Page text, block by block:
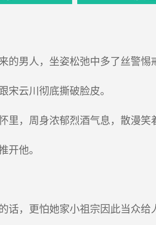
男人，坐姿松弛中多了丝警惕
云川彻底撕破脸皮。
，周身浓郁烈酒气息，散漫笑
他。
，更怕她家小祖宗因此当众给